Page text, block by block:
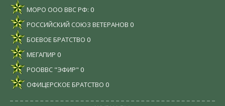
МОРО ООО ВВС РФ: 0
РОССИЙСКИЙ СОЮЗ ВЕТЕРАНОВ 0
БОЕВОЕ БРАТСТВО 0
МЕГАПИР 0
РООВВС "ЭФИР" 0
ОФИЦЕРСКОЕ БРАТСТВО 0